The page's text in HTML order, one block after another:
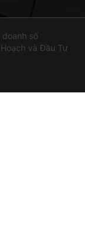
số
và Đầu Tư